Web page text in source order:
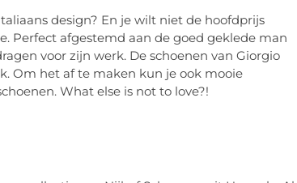
design? En je wilt niet de hoofdprijs
Perfect afgestemd aan de goed geklede man
voor zijn werk. De schoenen van Giorgio
Om het af te maken kun je ook mooie
What else is not to love?!